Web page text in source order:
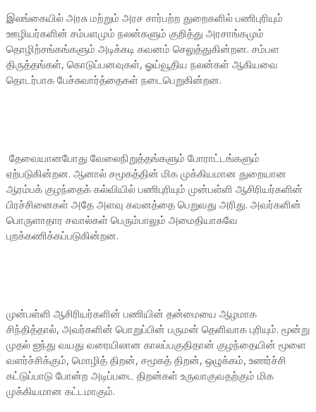
இலங்கையில் அரசு மற்றும் அரச சார்பற்ற துறைகளில் பணிபுரியும்
ஊழியர்களின் சம்பளமும் நலன்களும் குறித்து அரசாங்கமும்
தொழிற்சங்கங்களும் அடிக்கடி கவனம் செலுத்துகின்றன. சம்பள
திருத்தங்கள், கொடுப்பனவுகள், ஓய்வூதிய நலன்கள் ஆகியவை
தொடர்பாக பேச்சுவார்த்தைகள் நடைபெறுகின்றன.
தேவையானபோது வேலைநிறுத்தங்களும் போராட்டங்களும்
ஏற்படுகின்றன. ஆனால் சமூகத்தின் மிக முக்கியமான துறையான
ஆரம்பக் குழந்தைக் கல்வியில் பணிபுரியும் முன்பள்ளி ஆசிரியர்களின்
பிரச்சினைகள் அதே அளவு கவனத்தை பெறுவது அரிது. அவர்களின்
பொருளாதார சவால்கள் பெரும்பாலும் அமைதியாகவே
புறக்கணிக்கப்படுகின்றன.
முன்பள்ளி ஆசிரியர்களின் பணியின் தன்மையை ஆழமாக
சிந்தித்தால், அவர்களின் பொறுப்பின் பருமன் தெளிவாக புரியும். மூன்று
முதல் ஐந்து வயது வரையிலான காலப்பகுதிதான் குழந்தையின் மூளை
வளர்ச்சிக்கும், மொழித் திறன், சமூகத் திறன், ஒழுக்கம், உணர்ச்சி
கட்டுப்பாடு போன்ற அடிப்படை திறன்கள் உருவாகுவதற்கும் மிக
முக்கியமான கட்டமாகும்.